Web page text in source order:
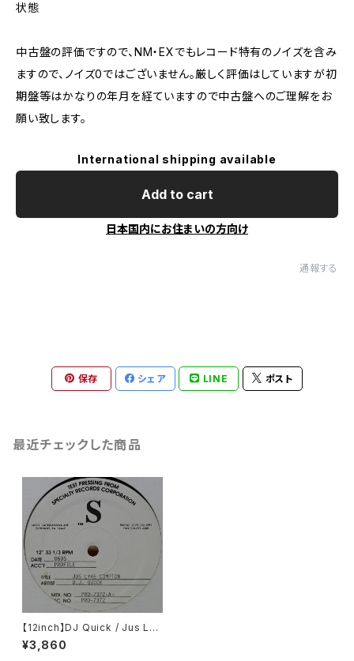
状態
中古盤の評価ですので、NM・EXでもレコード特有のノイズを含み
ますので、ノイズ0ではございません。厳しく評価はしていますが初
期盤等はかなりの年月を経ていますので中古盤へのご理解をお
願い致します。
International shipping available
Add to cart
日本国内にお住まいの方向け
通報する
保存 シェア LINE ポスト
最近チェックした商品
【12inch】DJ Quick / Jus Lyk
e Compton
¥3,860